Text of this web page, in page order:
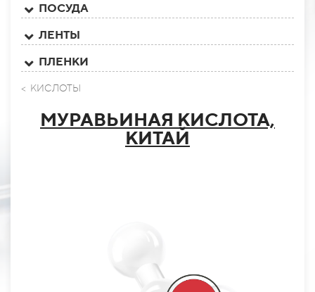
ПОСУДА
ЛЕНТЫ
ПЛЕНКИ
< КИСЛОТЫ
МУРАВЬИНАЯ КИСЛОТА,
КИТАЙ